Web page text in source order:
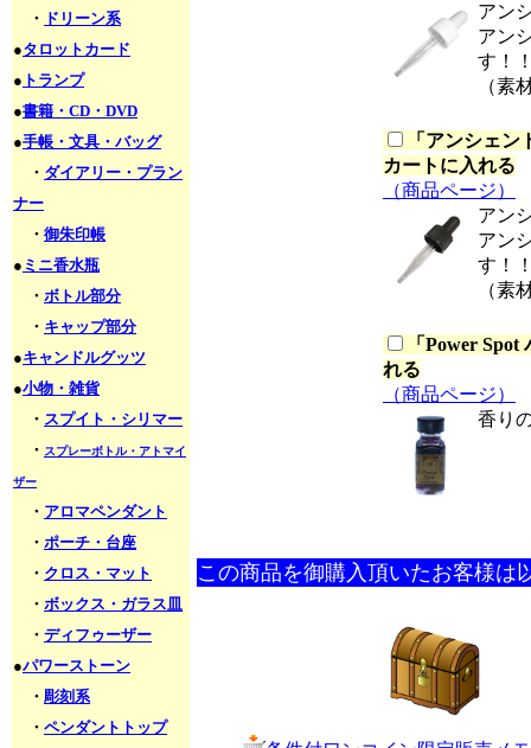
・ ドリーン系
●タロットカード
● トランプ
●書籍・CD・DVD
●手帳・文具・バッグ
・ ダイアリー・プラン
ナー
・ 御朱印帳
● ミニ香水瓶
・ ボトル部分
・ キャップ部分
●キャンドルグッツ
●小物・雑貨
・ スプイト・シリマー
・ スプレーボトル・アトマイ
ザー
・ アロマペンダント
・ ポーチ・台座
・ クロス・マット
・ ボックス・ガラス皿
・ ディフゥーザー
●パワーストーン
・ 彫刻系
・ ペンダントトップ
アン
アン
す！
（素
「 アンシェン
カートに入れる
（商品ページ）
アン
アン
す！
（素
「 Power Spot
れる
（商品ページ）
香り
この商品を御購入頂いたお客様は